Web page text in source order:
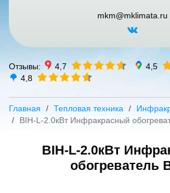
mkm@mklimata.ru
Отзывы: 4,7
4,5
4,8
Главная Тепловая техника
BIH-L-2.0кВт Инфракрасный
BIH-L-2.0кВт
обогреватель